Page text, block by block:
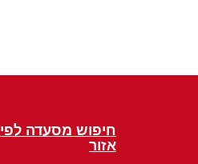
חיפוש מסעדה לפי
אזור